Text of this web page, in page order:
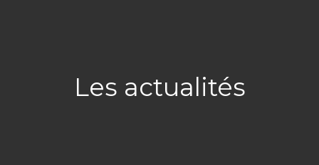
Les actualités